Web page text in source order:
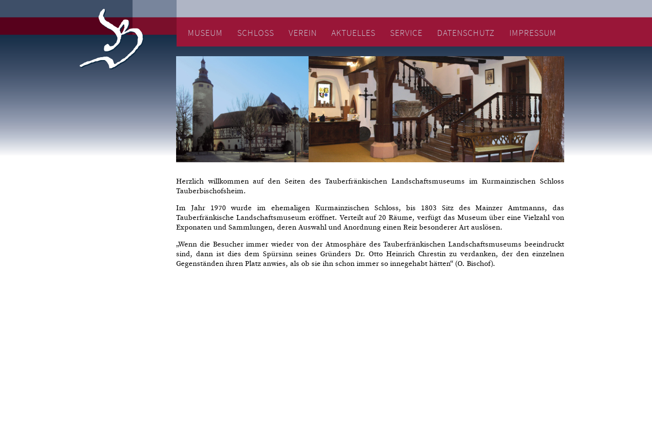
MUSEUM SCHLOSS VEREIN AKTUELLES SERVICE DATENSCHUTZ IMPRESSUM
Herzlich willkommen auf den Seiten des Tauberfränkischen Landschaftsmuseums im Kurmainzischen Schloss
Tauberbischofsheim.
Im Jahr 1970 wurde im ehemaligen Kurmainzischen Schloss, bis 1803 Sitz des Mainzer Amtmanns, das
Tauberfränkische Landschaftsmuseum eröffnet. Verteilt auf 20 Räume, verfügt das Museum über eine Vielzahl von
Exponaten und Sammlungen, deren Auswahl und Anordnung einen Reiz besonderer Art auslösen.
„Wenn die Besucher immer wieder von der Atmosphäre des Tauberfränkischen Landschaftsmuseums beeindruckt
sind, dann ist dies dem Spürsinn seines Gründers Dr. Otto Heinrich Chrestin zu verdanken, der den einzelnen
Gegenständen ihren Platz anwies, als ob sie ihn schon immer so innegehabt hätten“ (O. Bischof).